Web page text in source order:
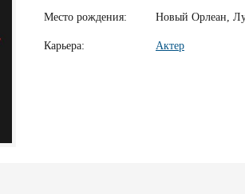
Место рождения: Новый Орлеан,
Карьера: Актер